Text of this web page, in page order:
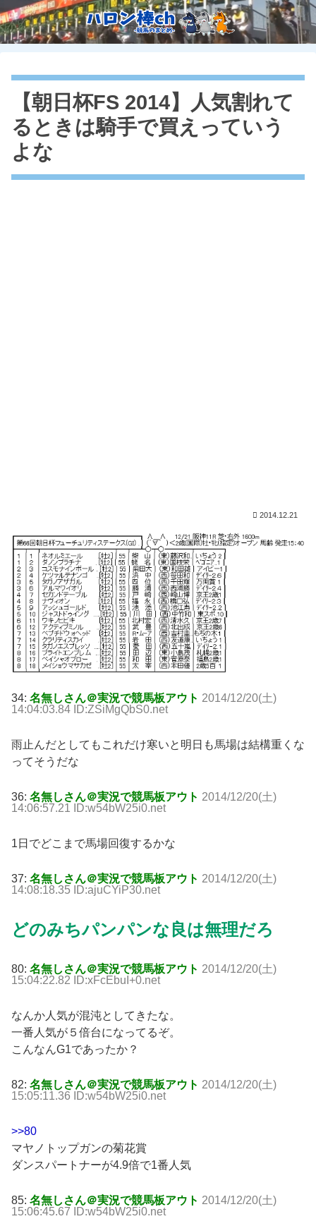
【朝日杯FS 2014】人気割れて
るときは騎手で買えっていう
よな
2014.12.21
34: 名無しさん＠実況で競馬板アウト 2014/12/20(土)
14:04:03.84 ID:ZSiMgQbS0.net
雨止んだとしてもこれだけ寒いと明日も馬場は結構重くな
ってそうだな
36: 名無しさん＠実況で競馬板アウト 2014/12/20(土)
14:06:57.21 ID:w54bW25i0.net
1日でどこまで馬場回復するかな
37: 名無しさん＠実況で競馬板アウト 2014/12/20(土)
14:08:18.35 ID:ajuCYiP30.net
どのみちパンパンな良は無理だろ
80: 名無しさん＠実況で競馬板アウト 2014/12/20(土)
15:04:22.82 ID:xFcEbuI+0.net
なんか人気が混沌としてきたな。
一番人気が５倍台になってるぞ。
こんなんG1であったか？
82: 名無しさん＠実況で競馬板アウト 2014/12/20(土)
15:05:11.36 ID:w54bW25i0.net
>>80
マヤノトップガンの菊花賞
ダンスパートナーが4.9倍で1番人気
85: 名無しさん＠実況で競馬板アウト 2014/12/20(土)
15:06:45.67 ID:w54bW25i0.net